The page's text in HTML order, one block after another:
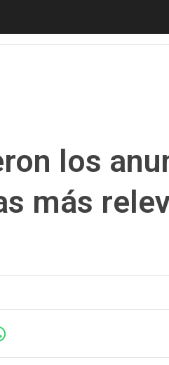
¿Cuáles fueron los anuncios
los
más